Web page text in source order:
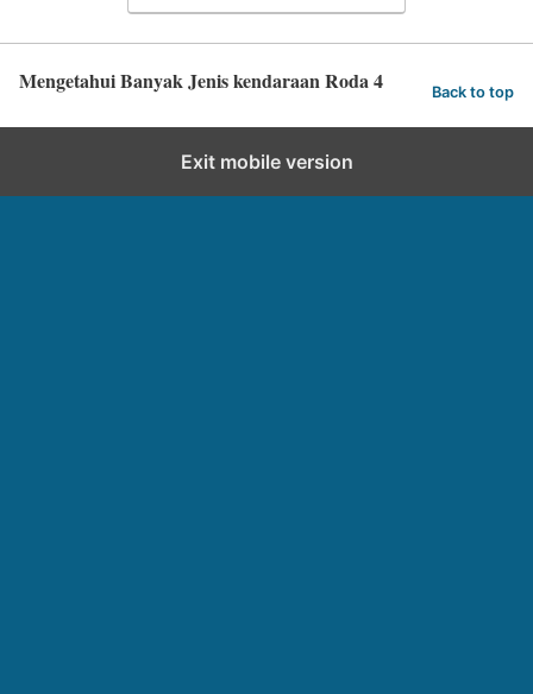
Mengetahui Banyak Jenis kendaraan Roda 4 Back to top
Exit mobile version